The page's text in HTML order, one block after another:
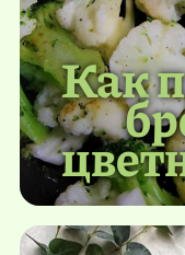
Как